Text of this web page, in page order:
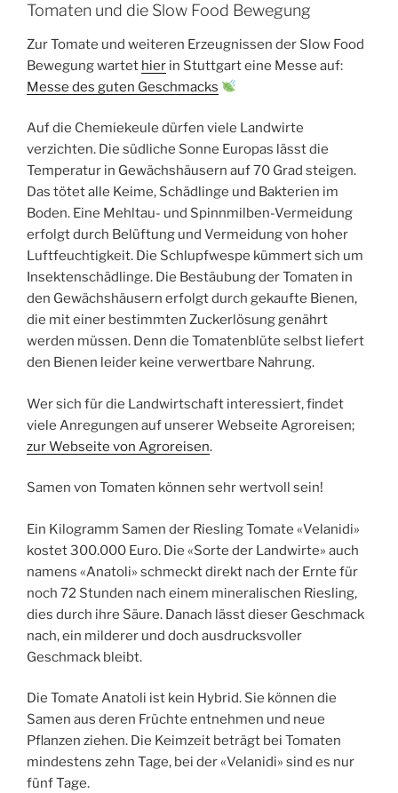
Tomaten und die Slow Food Bewegung
Zur Tomate und weiteren Erzeugnissen der Slow Food
Bewegung wartet hier in Stuttgart eine Messe auf:
Messe des guten Geschmacks
Auf die Chemiekeule dürfen viele Landwirte
verzichten. Die südliche Sonne Europas lässt die
Temperatur in Gewächshäusern auf 70 Grad steigen.
Das tötet alle Keime, Schädlinge und Bakterien im
Boden. Eine Mehltau- und Spinnmilben-Vermeidung
erfolgt durch Belüftung und Vermeidung von hoher
Luftfeuchtigkeit. Die Schlupfwespe kümmert sich um
Insektenschädlinge. Die Bestäubung der Tomaten in
den Gewächshäusern erfolgt durch gekaufte Bienen,
die mit einer bestimmten Zuckerlösung genährt
werden müssen. Denn die Tomatenblüte selbst liefert
den Bienen leider keine verwertbare Nahrung.
Wer sich für die Landwirtschaft interessiert, findet
viele Anregungen auf unserer Webseite Agroreisen;
zur Webseite von Agroreisen.
Samen von Tomaten können sehr wertvoll sein!
Ein Kilogramm Samen der Riesling Tomate «Velanidi»
kostet 300.000 Euro. Die «Sorte der Landwirte» auch
namens «Anatoli» schmeckt direkt nach der Ernte für
noch 72 Stunden nach einem mineralischen Riesling,
dies durch ihre Säure. Danach lässt dieser Geschmack
nach, ein milderer und doch ausdrucksvoller
Geschmack bleibt.
Die Tomate Anatoli ist kein Hybrid. Sie können die
Samen aus deren Früchte entnehmen und neue
Pflanzen ziehen. Die Keimzeit beträgt bei Tomaten
mindestens zehn Tage, bei der «Velanidi» sind es nur
fünf Tage.